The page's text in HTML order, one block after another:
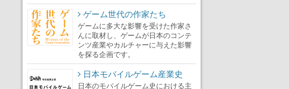
ゲーム世代の作家たち
ゲームに多大な影響を受けた作家さ
んに取材し、ゲームが日本のコンテ
ンツ産業やカルチャーに与えた影響
を探る企画です。
日本モバイルゲーム産業史
日本のモバイルゲーム史における主